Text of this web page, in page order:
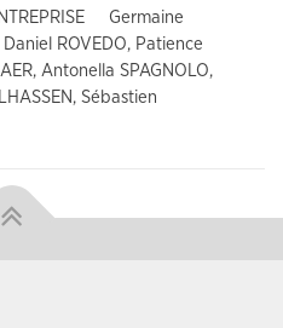
Germaine
Daniel ROVEDO, Patience
Antonella SPAGNOLO,
Sébastien